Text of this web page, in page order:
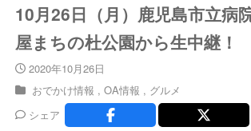
10月26日（月）鹿児島市立病
屋まちの杜公園から生中継！
2020年10月26日
おでかけ情報
OA情報
グルメ
シェア